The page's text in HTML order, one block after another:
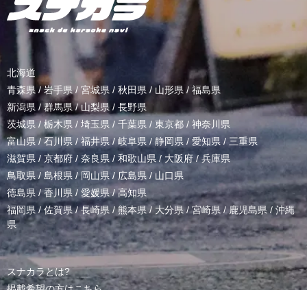
北海道
青森県 / 岩手県/ 宮城県 / 秋田県 / 山形県/ 福島県
新潟県 /群馬県/山梨県 / 長野県
茨城県 / 栃木県 / 埼玉県 / 千葉県 / 東京都 / 神奈川県
富山県 /石川県/福井県/岐阜県 / 静岡県 / 愛知県 / 三重県
滋賀県 / 京都府 / 奈良県 / 和歌山県/ 大阪府 /兵庫県
鳥取県/ 島根県 /岡山県/ 広島県 / 山口県
徳島県 /香川県 / 愛媛県/高知県
福岡県/佐賀県/長崎県 /熊本県/ 大分県/宮崎県 /鹿児島県 / 沖縄
県
スナカラとは?